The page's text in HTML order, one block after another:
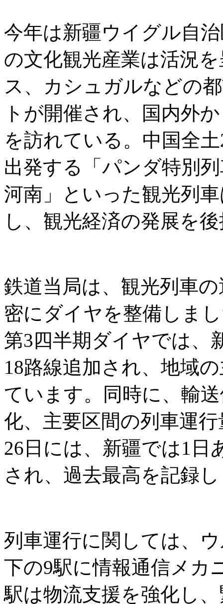
今年は新疆ウイグル自
の文化観光産業は活況
ス、カシュガルなどの
トが開催され、国内外
を訪れている。中国全
出発する「パンダ特別
河南」といった観光列
し、観光経済の発展を
鉄道当局は、観光列車
密にダイヤを整備しま
第3四半期ダイヤでは、
18路線追加され、地域
ています。同時に、輸
化、主要区間の列車運
26日には、新疆では1日
され、過去最高を記録
列車運行に関しては、
下の9駅に情報通信メカ
駅は物流支援を強化し